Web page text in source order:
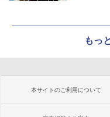
もっ
本サイトのご利用について